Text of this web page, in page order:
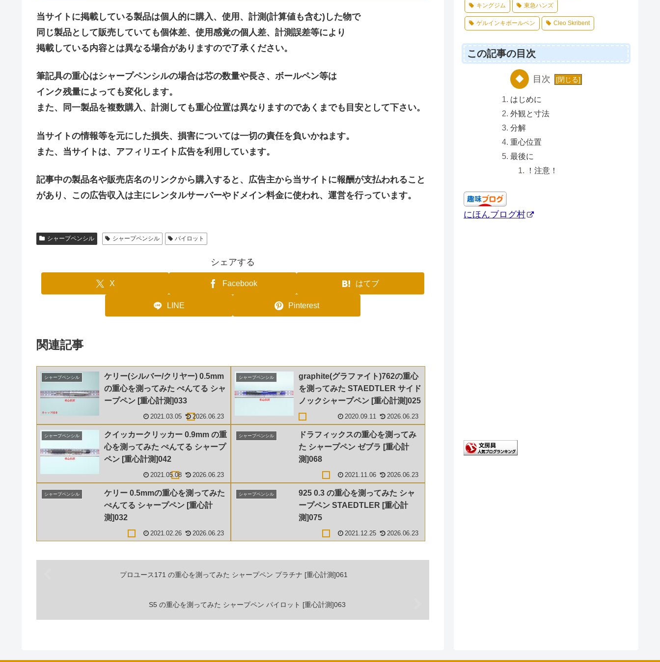
当サイトに掲載している製品は個人的に購入、使用、計測(計算値も含む)した物で
同じ製品として販売していても個体差、使用感覚の個人差、計測誤差等により
掲載している内容とは異なる場合がありますので了承ください。
筆記具の重心はシャープペンシルの場合は芯の数量や長さ、ボールペン等は
インク残量によっても変化します。
また、同一製品を複数購入、計測しても重心位置は異なりますのであくまでも目安として下さい。
当サイトの情報等を元にした損失、損害については一切の責任を負いかねます。
また、当サイトは、アフィリエイト広告を利用しています。
記事中の製品名や販売店名のリンクから購入すると、広告主から当サイトに報酬が支払われること
があり、この広告収入は主にレンタルサーバーやドメイン料金に使われ、運営を行っています。
シャープペンシル シャープペンシル パイロット
シェアする
X Facebook はてブ
LINE Pinterest
関連記事
シャープペンシル
ケリー(シルバー/クリヤー) 0.5mm
の重心を測ってみた ぺんてる シャ
ープペン [重心計測]033
2021.03.05 2026.06.23
シャープペンシル
graphite(グラファイト)762の重心
を測ってみた STAEDTLER サイド
ノックシャープペン [重心計測]025
2020.09.11 2026.06.23
シャープペンシル
クイッカークリッカー 0.9mm の重
心を測ってみた ぺんてる シャープ
ペン [重心計測]042
2021.05.08 2026.06.23
シャープペンシル
ドラフィックスの重心を測ってみ
た シャープペン ゼブラ [重心計
測]068
2021.11.06 2026.06.23
シャープペンシル
ケリー 0.5mmの重心を測ってみた
ぺんてる シャープペン [重心計
測]032
2021.02.26 2026.06.23
シャープペンシル
925 0.3 の重心を測ってみた シャ
ープペン STAEDTLER [重心計
測]075
2021.12.25 2026.06.23
プロユース171 の重心を測ってみた シャープペン プラチナ [重心計測]061
S5 の重心を測ってみた シャープペン パイロット [重心計測]063
キングジム 東急ハンズ
ゲルインキボールペン Cleo Skribent
この記事の目次
目次
はじめに
外観と寸法
分解
重心位置
最後に
！注意！
にほんブログ村